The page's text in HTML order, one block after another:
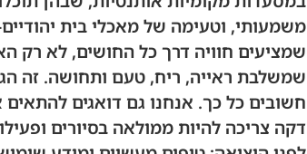
שמציעים חוויה דרך כל החושים, לא רק
שמשלבת ראייה, ריח, טעם ותחושה. זה
חשובים כל כך. אנחנו גם דואגים
דקה צריכה להיות ממולאה בסיורים